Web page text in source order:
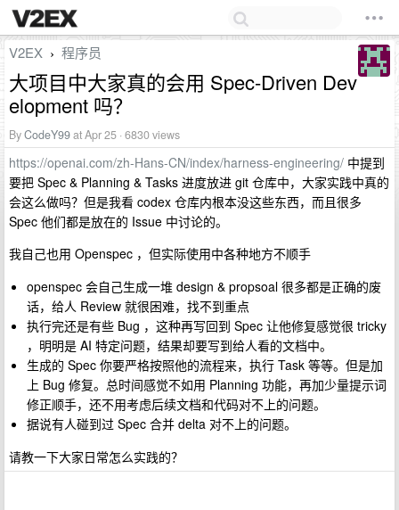
V2EX › 程序员
大项目中大家真的会用 Spec-Driven Dev
elopment 吗？
ByCodeY99at Apr 25 · 6830 views
https://openai.com/zh-Hans-CN/index/harness-engineering/ 中提到
要把 Spec & Planning & Tasks 进度放进 git 仓库中，大家实践中真的
会这么做吗？但是我看 codex 仓库内根本没这些东西，而且很多
Spec 他们都是放在的 Issue 中讨论的。
我自己也用 Openspec ，但实际使用中各种地方不顺手
openspec 会自己生成一堆 design & propsoal 很多都是正确的废
话，给人 Review 就很困难，找不到重点
执行完还是有些 Bug ，这种再写回到 Spec 让他修复感觉很 tricky
，明明是 AI 特定问题，结果却要写到给人看的文档中。
生成的 Spec 你要严格按照他的流程来，执行 Task 等等。但是加
上 Bug 修复。总时间感觉不如用 Planning 功能，再加少量提示词
修正顺手，还不用考虑后续文档和代码对不上的问题。
据说有人碰到过 Spec 合并 delta 对不上的问题。
请教一下大家日常怎么实践的？